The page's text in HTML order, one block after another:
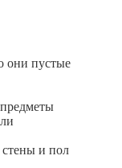
они пустые
стены и пол